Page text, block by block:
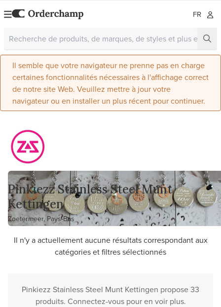
FR
Il semble que votre navigateur ne prenne pas en charge
certaines fonctionnalités nécessaires à l'affichage correct
de notre site Web. Veuillez mettre à jour votre
navigateur ou en installer un plus récent pour continuer.
Pinkiezz Stainless Steel Munt
Kettingen
Zoetermeer, Pays-Bas
Il n'y a actuellement aucune résultats correspondant aux
catégories et filtres sélectionnés
Pinkiezz Stainless Steel Munt Kettingen propose 33
produits. Connectez-vous pour en voir plus.